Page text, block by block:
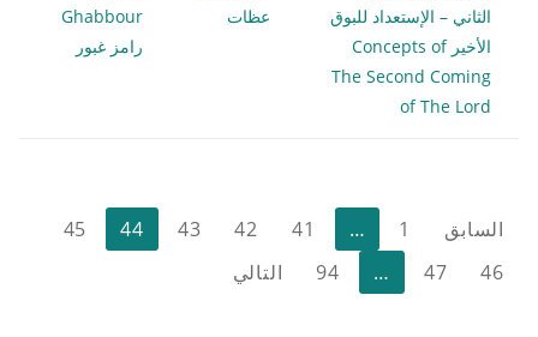
الثاني – الإستعداد للبوق
الأخير Concepts of
The Second Coming
of The Lord
عظات
Ghabbour
رامز غبور
تعدد
صفحات
السابق 1
…
41
42
43
44
45
46
47
…
94 التالي